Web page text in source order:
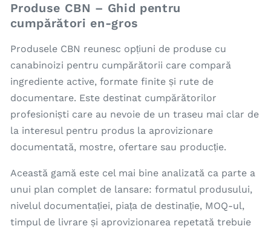
Produse CBN – Ghid pentru
cumpărători en-gros
Produsele CBN reunesc opțiuni de produse cu
canabinoizi pentru cumpărătorii care compară
ingrediente active, formate finite și rute de
documentare. Este destinat cumpărătorilor
profesioniști care au nevoie de un traseu mai clar de
la interesul pentru produs la aprovizionare
documentată, mostre, ofertare sau producție.
Această gamă este cel mai bine analizată ca parte a
unui plan complet de lansare: formatul produsului,
nivelul documentației, piața de destinație, MOQ-ul,
timpul de livrare și aprovizionarea repetată trebuie